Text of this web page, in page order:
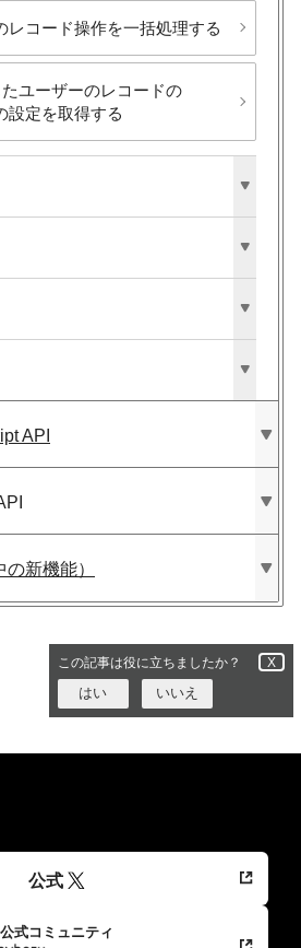
レコード操作を​一括処理する
ユーザーの​レコードの​
設定を​取得する
API
新機能）
この記事は役に立ちましたか？ X
はい いいえ
公式
公式コミュニティ